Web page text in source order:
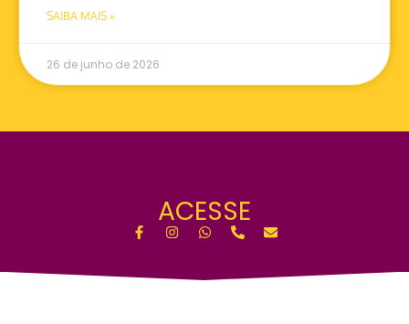
SAIBA MAIS »
26 de junho de 2026
ACESSE